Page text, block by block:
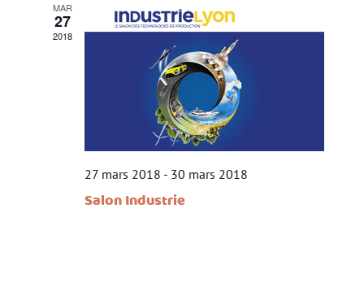
MAR
27
2018
27 mars 2018 - 30 mars 2018
Salon Industrie